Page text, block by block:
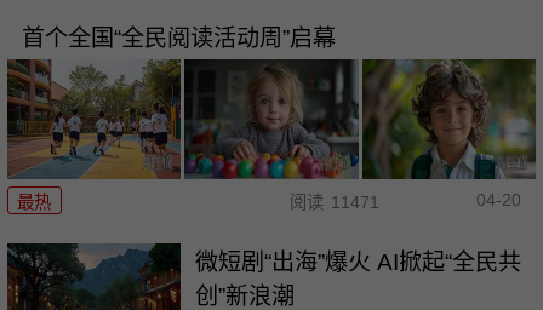
首个全国“全民阅读活动周”启幕
最热 阅读 11471 04-20
微短剧“出海”爆火 AI掀起“全民共
创”新浪潮